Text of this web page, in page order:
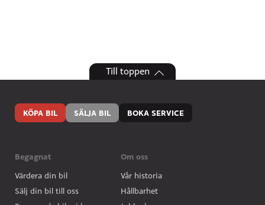
018-16 02 47
william.pettersson@bilbolaget.nu
Till toppen
Begagnat
Värdera din bil
Sälj din bil till oss
Om oss
Vår historia
Hållbarhet
KÖPA BIL SÄLJA BIL BOKA SERVICE